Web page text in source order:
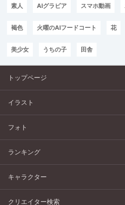
素人 AIグラビア スマホ動画
褐色 火曜のAIフードコート 花
美少女 うちの子 田舎
トップページ
イラスト
フォト
ランキング
キャラクター
クリエイター検索